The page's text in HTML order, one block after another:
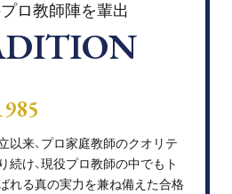
ロ教師陣を輩出
以来、プロ家庭教師のクオリテ
続け、現役プロ教師の中でもト
れる真の実力を兼ね備えた合格